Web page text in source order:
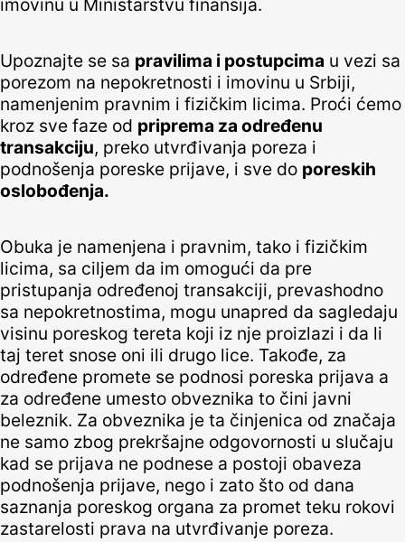
Upoznajte se sa pravilima i postupcima u vezi sa
porezom na nepokretnosti i imovinu u Srbiji,
namenjenim pravnim i fizičkim licima. Proći ćemo
kroz sve faze od priprema za određenu
transakciju, preko utvrđivanja poreza i
podnošenja poreske prijave, i sve do poreskih
oslobođenja.
Obuka je namenjena i pravnim, tako i fizičkim
licima, sa ciljem da im omogući da pre
pristupanja određenoj transakciji, prevashodno
sa nepokretnostima, mogu unapred da sagledaju
visinu poreskog tereta koji iz nje proizlazi i da li
taj teret snose oni ili drugo lice. Takođe, za
određene promete se podnosi poreska prijava a
za određene umesto obveznika to čini javni
beleznik. Za obveznika je ta činjenica od značaja
ne samo zbog prekršajne odgovornosti u slučaju
kad se prijava ne podnese a postoji obaveza
podnošenja prijave, nego i zato što od dana
saznanja poreskog organa za promet teku rokovi
zastarelosti prava na utvrđivanje poreza.